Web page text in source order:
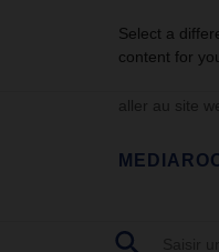
Select a
content for
aller au site